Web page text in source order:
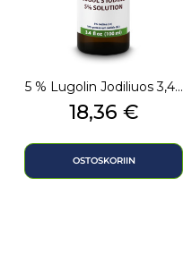
5 % Lugolin Jodiliuos 3,4...
Hinta
18,36 €
OSTOSKORIIN